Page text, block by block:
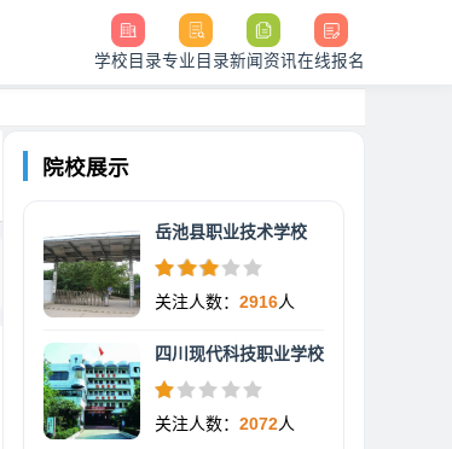
学校目录专业目录新闻资讯在线报名
院校展示
岳池县职业技术学校
关注人数： 2916人
四川现代科技职业学校
关注人数： 2072人